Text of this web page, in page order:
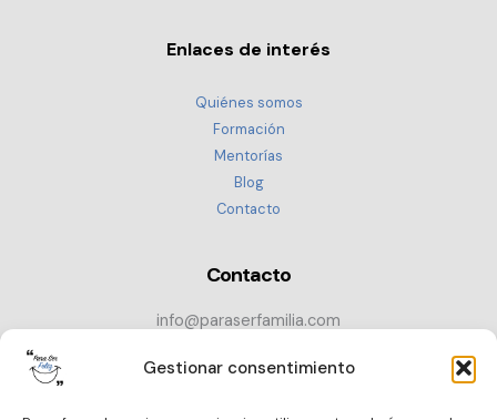
Gestionar consentimiento
Enlaces de interés
Quiénes somos
Formación
Mentorías
Blog
Contacto
Contacto
info@paraserfamilia.com